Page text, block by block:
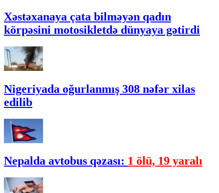
Xəstəxanaya çata bilməyən qadın
körpəsini motosikletdə dünyaya gətirdi
Nigeriyada oğurlanmış 308 nəfər xilas
edilib
Nepalda avtobus qəzası: 1 ölü, 19 yaralı